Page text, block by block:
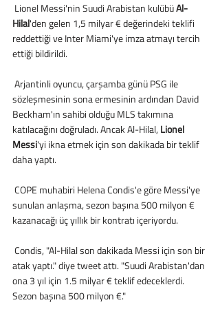
Lionel Messi'nin Suudi Arabistan kulübü Al-
Hilal'den gelen 1,5 milyar € değerindeki teklifi
reddettiği ve Inter Miami'ye imza atmayı tercih
ettiği bildirildi.
sözleşmesinin sona ermesinin ardından David
Beckham'ın sahibi olduğu MLS takımına
katılacağını doğruladı. Ancak Al-Hilal, Lionel
Messi'yi ikna etmek için son dakikada bir teklif
daha yaptı.
sunulan anlaşma, sezon başına 500 milyon €
kazanacağı üç yıllık bir kontratı içeriyordu.
atak yaptı." diye tweet attı. "Suudi Arabistan'dan
ona 3 yıl için 1.5 milyar € teklif edeceklerdi.
Sezon başına 500 milyon €."